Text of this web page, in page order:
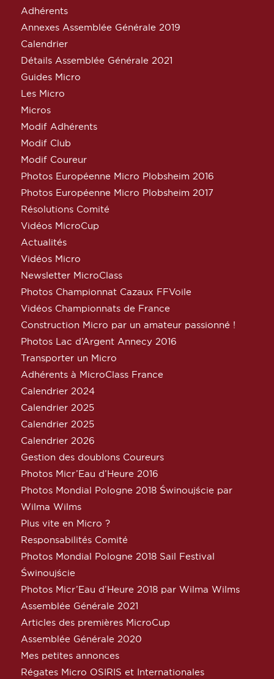
Adhérents
Annexes Assemblée Générale 2019
Calendrier
Détails Assemblée Générale 2021
Guides Micro
Les Micro
Micros
Modif Adhérents
Modif Club
Modif Coureur
Photos Européenne Micro Plobsheim 2016
Photos Européenne Micro Plobsheim 2017
Résolutions Comité
Vidéos MicroCup
Actualités
Vidéos Micro
Newsletter MicroClass
Photos Championnat Cazaux FFVoile
Vidéos Championnats de France
Construction Micro par un amateur passionné !
Photos Lac d’Argent Annecy 2016
Transporter un Micro
Adhérents à MicroClass France
Calendrier 2024
Calendrier 2025
Calendrier 2025
Calendrier 2026
Gestion des doublons Coureurs
Photos Micr’Eau d’Heure 2016
Photos Mondial Pologne 2018 Świnoujście par
Wilma Wilms
Plus vite en Micro ?
Responsabilités Comité
Photos Mondial Pologne 2018 Sail Festival
Świnoujście
Photos Micr’Eau d’Heure 2018 par Wilma Wilms
Assemblée Générale 2021
Articles des premières MicroCup
Assemblée Générale 2020
Mes petites annonces
Régates Micro OSIRIS et Internationales